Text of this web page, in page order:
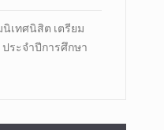
เทศนิสิต เตรียม
ระจำปีการศึกษา